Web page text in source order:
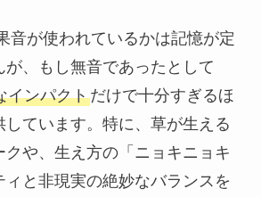
音が使われているかは記憶が定
が、もし無音であったとして
インパクトだけで十分すぎるほ
しています。特に、草が生える
や、生え方の「ニョキニョキ
ィと非現実の絶妙なバランスを